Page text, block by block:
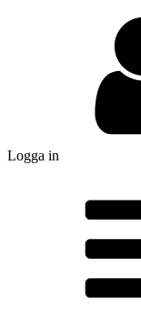
Logga in